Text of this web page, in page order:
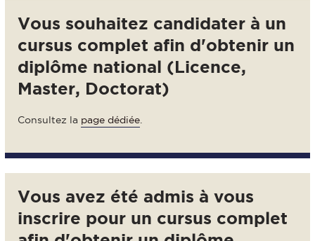
Vous souhaitez candidater à un
cursus complet afin d'obtenir un
diplôme national (Licence,
Master, Doctorat)
Consultez la page dédiée
Vous avez été admis à vous
inscrire pour un cursus complet